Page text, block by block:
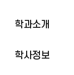
학과소개
학사정보